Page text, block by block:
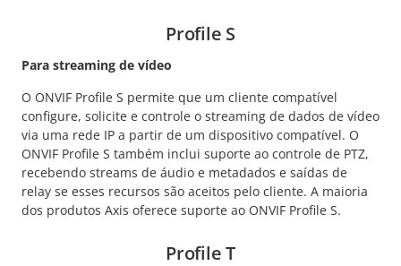
Profile S
Para streaming de vídeo
O ONVIF Profile S permite que um cliente compatível
configure, solicite e controle o streaming de dados de vídeo
via uma rede IP a partir de um dispositivo compatível. O
ONVIF Profile S também inclui suporte ao controle de PTZ,
recebendo streams de áudio e metadados e saídas de
relay se esses recursos são aceitos pelo cliente. A maioria
dos produtos Axis oferece suporte ao ONVIF Profile S.
Profile T